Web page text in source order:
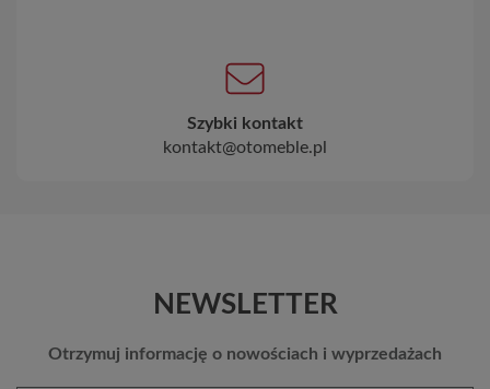
Szybki kontakt
kontakt@otomeble.pl
NEWSLETTER
Otrzymuj informację o nowościach i wyprzedażach